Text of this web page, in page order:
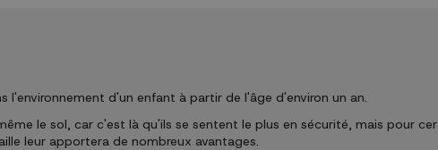
l'environnement d'un enfant à partir de l'âge d'environ un an.
le sol, car c'est là qu'ils se sentent le plus en sécurité, mais pour
leur apportera de nombreux avantages.